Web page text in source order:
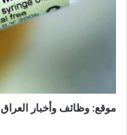
موقع: وظائف وأخبار العراق